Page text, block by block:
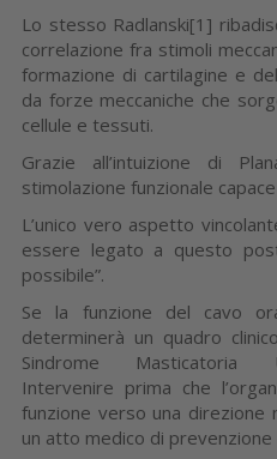
Lo stesso Radlanski[1]
correlazione fra stimoli
formazione di cartilagine e
da forze meccaniche che
cellule e tessuti.
Grazie all’intuizione di
stimolazione funzionale
L’unico vero aspetto
essere legato a questo
possibile”.
Se la funzione del cavo
determinerà un quadro
Sindrome Masticatoria
Intervenire prima che
funzione verso una direzione
un atto medico di